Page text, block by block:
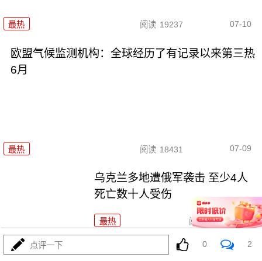
最热 阅读 19237 07-10
欧盟气候监测机构：全球经历了有记录以来第三热
6月
最热 阅读 18431 07-09
乌克兰多地遭俄军袭击 至少4人
死亡数十人受伤
最热 阅读 17986
俄“进步MS-31”货运飞船与国际空间站对接
点评一下 0 2